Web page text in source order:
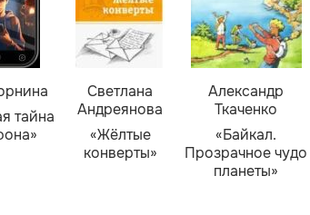
тайна
Светлана
Андреянова
«Жёлтые
конверты»
Александр
Ткаченко
«Байкал.
Прозрачное чудо
планеты»